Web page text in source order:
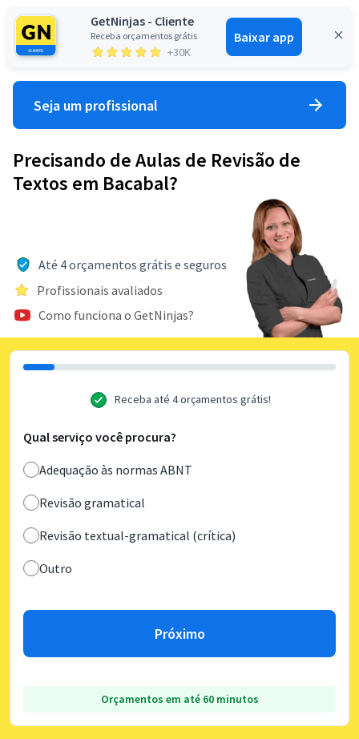
GetNinjas - Cliente
Receba orçamentos grátis
+30K
Baixar app
Entrar
Seja um profissional
Precisando de Aulas de Revisão de
Textos em Bacabal?
Até 4 orçamentos grátis e seguros
Profissionais avaliados
Como funciona o GetNinjas?
Receba até 4 orçamentos grátis!
Qual serviço você procura?
Adequação às normas ABNT
Revisão gramatical
Revisão textual-gramatical (crítica)
Outro
Próximo
Orçamentos em até 60 minutos